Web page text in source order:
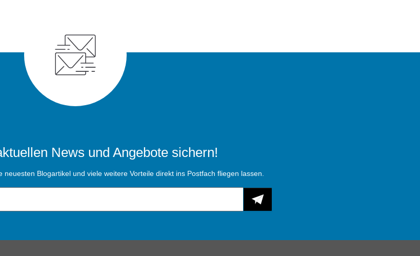
News und Angebote sichern!
neuesten Blogartikel und viele weitere Vorteile direkt ins Postfach fliegen lassen.